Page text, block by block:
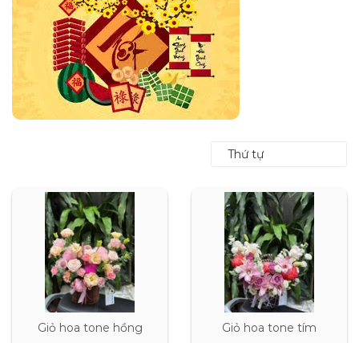
Thứ tự
Giỏ hoa tone hồng Giỏ hoa tone tím